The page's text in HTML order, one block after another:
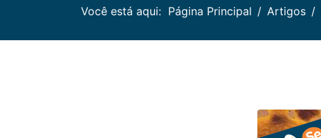
Você está aqui: Página Principal Artigos